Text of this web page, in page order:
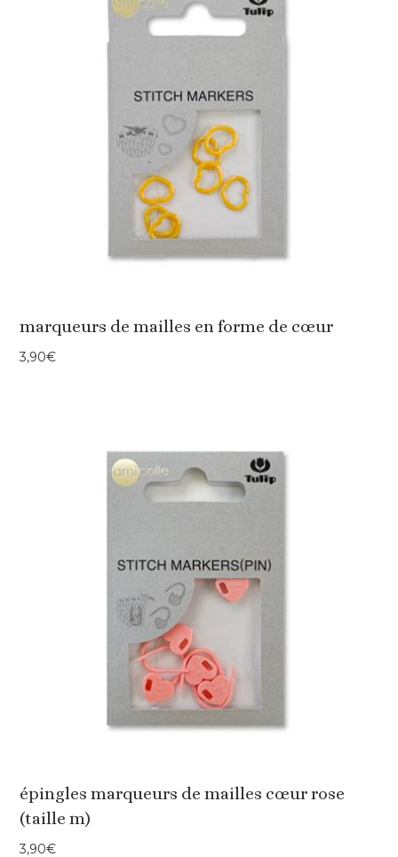
marqueurs de mailles en forme de cœur
3,90€
épingles marqueurs de mailles cœur rose
(taille m)
3,90€